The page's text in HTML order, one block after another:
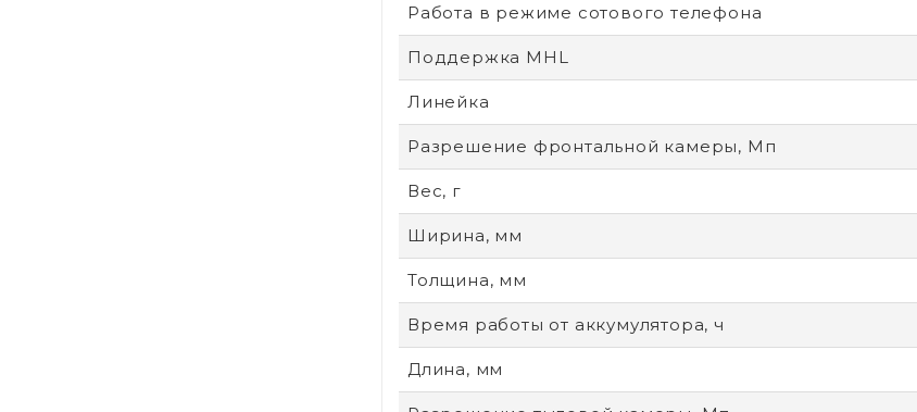
Работа в режиме сотового телефона
Поддержка MHL
Линейка
Разрешение фронтальной камеры, Мп
Вес, г
Ширина, мм
Толщина, мм
Время работы от аккумулятора, ч
Длина, мм